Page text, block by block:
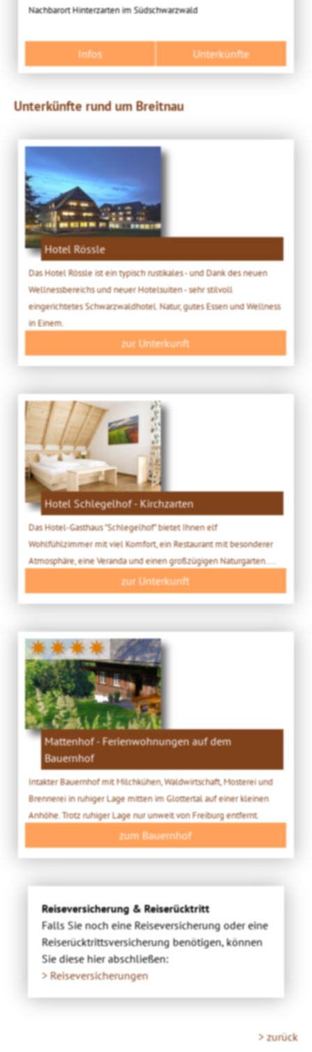
Nachbarort Hinterzarten im Südschwarzwald
Infos Unterkünfte
Unterkünfte rund um Breitnau
Hotel Rössle
Das Hotel Rössle ist ein typisch rustikales - und Dank des neuen
Wellnessbereichs und neuer Hotelsuiten - sehr stilvoll
eingerichtetes Schwarzwaldhotel. Natur, gutes Essen und Wellness
in Einem.
zur Unterkunft
Hotel Schlegelhof - Kirchzarten
Das Hotel-Gasthaus "Schlegelhof" bietet Ihnen elf
Wohlfühlzimmer mit viel Komfort, ein Restaurant mit besonderer
Atmosphäre, eine Veranda und einen großzügigen Naturgarten....
zur Unterkunft
✷✷✷✷
Mattenhof - Ferienwohnungen auf dem
Bauernhof
Intakter Bauernhof mit Milchkühen, Waldwirtschaft, Mosterei und
Brennerei in ruhiger Lage mitten im Glottertal auf einer kleinen
Anhöhe. Trotz ruhiger Lage nur unweit von Freiburg entfernt.
zum Bauernhof
Reiseversicherung & Reiserücktritt
Falls Sie noch eine Reiseversicherung oder eine
Reiserücktrittsversicherung benötigen, können
Sie diese hier abschließen:
> Reiseversicherungen
> zurück